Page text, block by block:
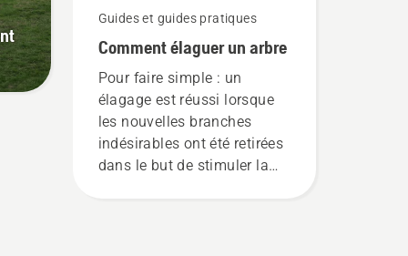
Guides et guides pratiques
Comment élaguer un arbre
Pour faire simple : un
élagage est réussi lorsque
les nouvelles branches
indésirables ont été retirées
dans le but de stimuler la